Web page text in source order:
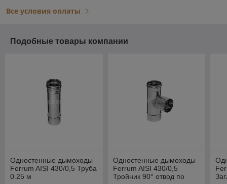
Все условия оплаты
Подобные товары компании
Одностенные дымоходы
Ferrum AISI 430/0,5 Труба
0.25 м
Одностенные дымоходы
Ferrum AISI 430/0,5
Тройник 90° отвод по